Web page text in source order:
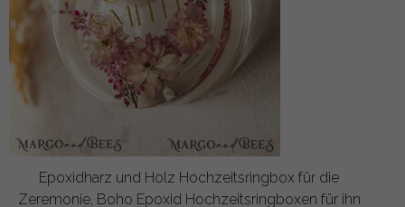
Epoxidharz und Holz Hochzeitsringbox für die
Zeremonie, Boho Epoxid Hochzeitsringboxen für ihn